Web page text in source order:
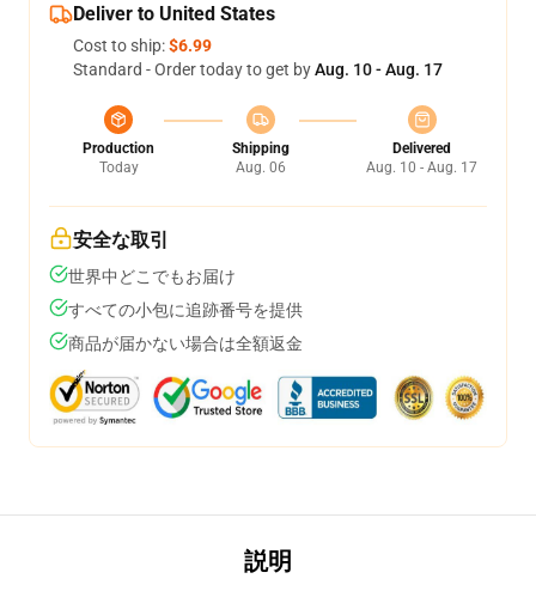
Deliver to United States
Cost to ship:$6.99
Standard - Order today to get byAug. 10 - Aug. 17
Production
Today
Shipping
Aug. 06
Delivered
Aug. 10 - Aug. 17
安全な取引
世界中どこでもお届け
すべての小包に追跡番号を提供
商品が届かない場合は全額返金
説明